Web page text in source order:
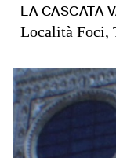
LA CASCATA
Località Foci,